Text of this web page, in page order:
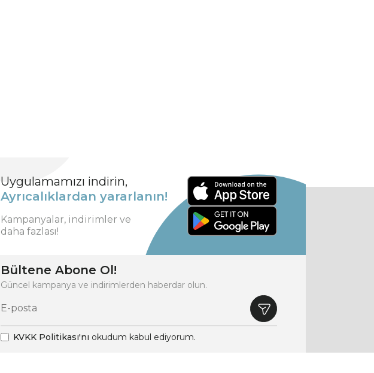
Uygulamamızı indirin,
Ayrıcalıklardan yararlanın!
Kampanyalar, indirimler ve
daha fazlası!
Bültene Abone Ol!
Güncel kampanya ve indirimlerden haberdar olun.
KVKK Politikası'nı okudum kabul ediyorum.